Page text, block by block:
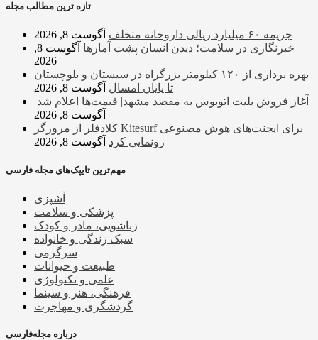
تازه ترین مطالب مجله
جریمه ۶۰ میلیارد ریالی داروخانه متخلف
آگوست 8, 2026
خبرنگاری در سلامت؛ دیدن انسان پشت آمارها
آگوست 8,
2026
بهره برداری از ۱۲۰ کیلومتر بزرگراه در سیستان و بلوچستان
تا پایان امسال آگوست 8, 2026
آغاز فروش بلیت اتوبوس به مقصد مشهد| قیمت‌ها اعلام شد
آگوست 8, 2026
کلادفلر از مرورگر Kitesurf برای ایجنت‌های هوش مصنوعی
رونمایی کرد آگوست 8, 2026
مهم‌ترین تایپک‌های مجله فارسی
آشپزی
پزشکی و سلامت
زناشویی، مادر و کودک
سبک زندگی و خانواده
سرگرمی
طبیعت و حیوانات
علمی و تکنولوژی
فرهنگی، هنر و سینما
گردشگری و مهاجرت
درباره مجله‌فارسی